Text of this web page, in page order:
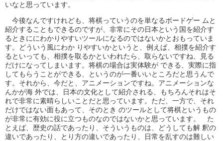
いなと思っています。
今後なんですけれども、将棋っていうのを単なるボードゲー ムと
紹介することもできるのですが、非常にその日本という国を紹介す
るときににわかりやすいツールになるのではないかとおもっていま
す。どういう風にわか りやすいかというと、例えば、相撲を紹介す
るといっても、相撲を取るかといわれたら、取らないですね、見る
だけになってしまいます。将棋の場合は実体験が できる、実際に指
してもらうことができる、というのが一番いいところだと思うんで
す。それから、今だと、アニメーションですね。アニメーションな
んかが海 外では、日本の文化として紹介される、もちろんそれはそ
れで非常に素晴らしいことだと思っています。ただ、一方で、それ
だけではない面もあって、そのとき のツールとして将棋というもの
が非常に有効に役に立つものなのではないかと思っています。 た
とえば、歴史の話であったり、そういうものは、どうしても解 釈の
違いであったり、とり方の違いであったり、日常を乱すのは難しい